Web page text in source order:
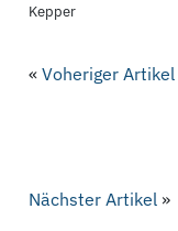
Kepper
«Voheriger Artikel
Nächster Artikel »